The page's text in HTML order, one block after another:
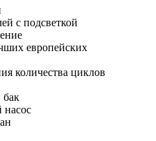
с подсветкой
европейских
количества циклов